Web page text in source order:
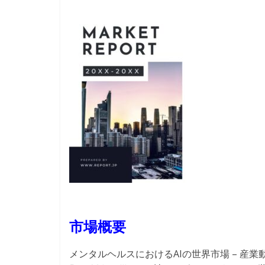
市場概要
メンタルヘルスにおけるAIの世界市場 – 産業